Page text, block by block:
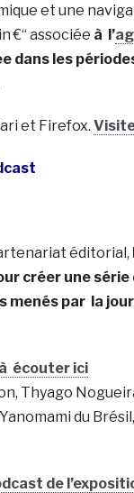
et une
€“ associée à l’
dans les
et Firefox.
éditorial,
créer une
menés par la
à écouter ici
Thyago
du
de